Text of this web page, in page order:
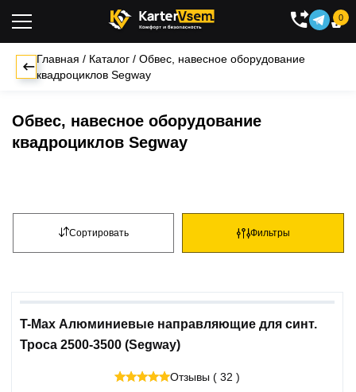

0
Главная / Каталог / Обвес, навесное оборудование
квадроциклов Segway
Обвес, навесное оборудование
квадроциклов Segway
Фильтры
Сортировать
T-Max Алюминиевые направляющие для синт.
Троса 2500-3500 (Segway)
Отзывы ( 32 )